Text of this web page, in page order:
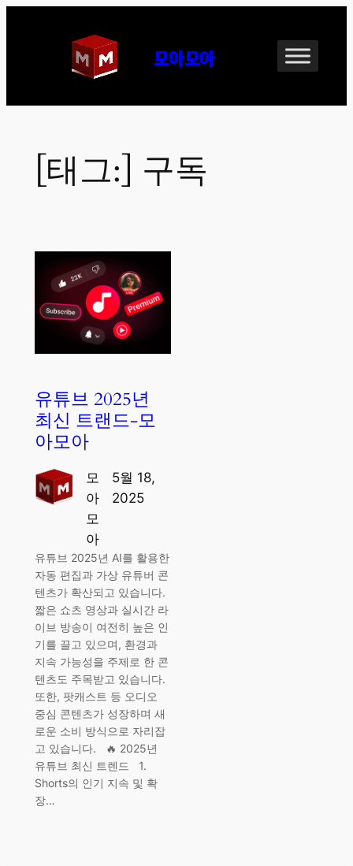
모아모아
[태그:] 구독
유튜브 2025년
최신 트랜드-모
아모아
모
아
모
아
5월 18,
2025
유튜브 2025년 AI를 활용한
자동 편집과 가상 유튜버 콘
텐츠가 확산되고 있습니다.
짧은 쇼츠 영상과 실시간 라
이브 방송이 여전히 높은 인
기를 끌고 있으며, 환경과
지속 가능성을 주제로 한 콘
텐츠도 주목받고 있습니다.
또한, 팟캐스트 등 오디오
중심 콘텐츠가 성장하며 새
로운 소비 방식으로 자리잡
고 있습니다. 🔥 2025년
유튜브 최신 트렌드 1.
Shorts의 인기 지속 및 확
장…